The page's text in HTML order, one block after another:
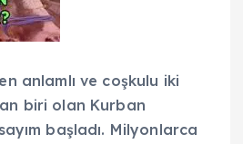
anlamlı ve coşkulu iki
biri olan Kurban
başladı. Milyonlarca